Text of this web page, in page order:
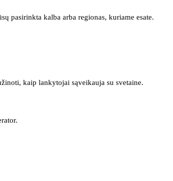
pasirinkta kalba arba regionas, kuriame esate.
kaip lankytojai sąveikauja su svetaine.